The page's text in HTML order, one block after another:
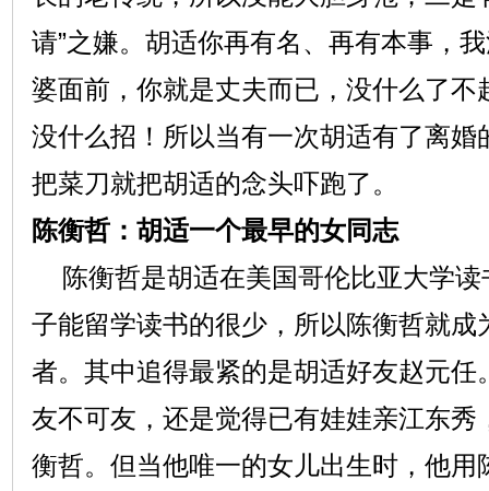
请”之嫌。胡适你再有名、再有本事，
婆面前，你就是丈夫而已，没什么了不
没什么招！所以当有一次胡适有了离婚
把菜刀就把胡适的念头吓跑了。
陈衡哲：胡适一个最早的女同志
陈衡哲是胡适在美国哥伦比亚大学读
子能留学读书的很少，所以陈衡哲就成
者。其中追得最紧的是胡适好友赵元任
友不可友，还是觉得已有娃娃亲江东秀
衡哲。但当他唯一的女儿出生时，他用